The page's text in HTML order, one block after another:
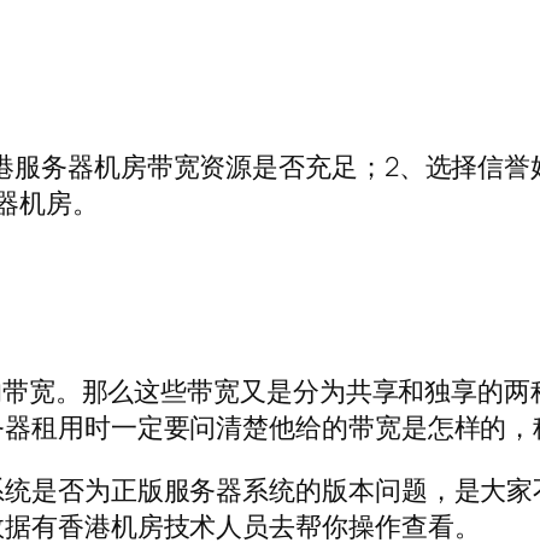
服务器机房带宽资源是否充足；2、选择信
房。
宽。那么这些带宽又是分为共享和独享的
租用时一定要问清楚他给的带宽是怎样的
是否为正版服务器系统的版本问题，是大
有香港机房技术人员去帮你操作查看。